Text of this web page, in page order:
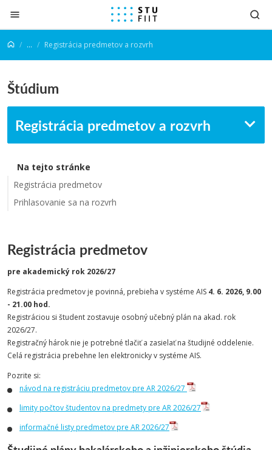
Prejsť na obsah
... Registrácia predmetov a rozvrh
Štúdium
Registrácia predmetov a rozvrh
Na tejto stránke
Registrácia predmetov
Prihlasovanie sa na rozvrh
Registrácia predmetov
pre akademický rok 2026/27
Registrácia predmetov je povinná, prebieha v systéme AIS 4. 6. 2026, 9.00
- 21.00 hod.
Registráciou si študent zostavuje osobný učebný plán na akad. rok
2026/27.
Registračný hárok nie je potrebné tlačiť a zasielať na študijné oddelenie.
Celá registrácia prebehne len elektronicky v systéme AIS.
Pozrite si:
návod na registráciu predmetov pre AR 2026/27
limity počtov študentov na predmety pre AR 2026/27
informačné listy predmetov pre AR 2026/27